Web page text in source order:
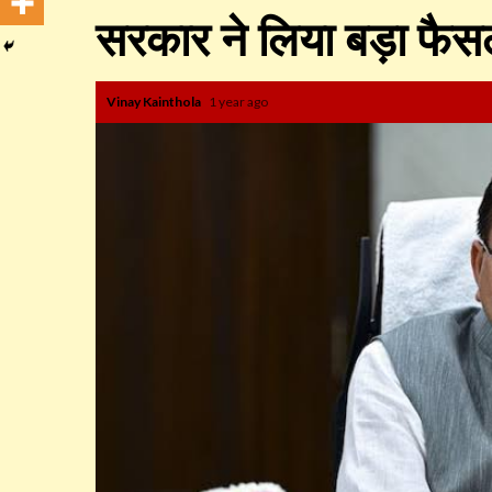
सरकार ने लिया बड़ा
Vinay Kainthola 1 year ago